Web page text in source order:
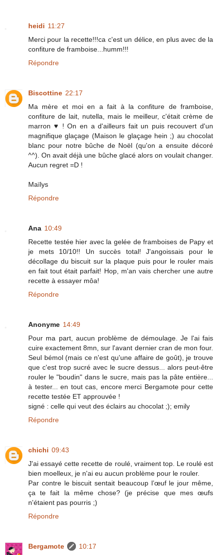
heidi 11:27
Merci pour la recette!!!ca c'est un délice, en plus avec de la
confiture de framboise...humm!!!
Répondre
Biscottine 22:17
Ma mère et moi en a fait à la confiture de framboise,
confiture de lait, nutella, mais le meilleur, c'était crème de
marron ♥ ! On en a d'ailleurs fait un puis recouvert d'un
magnifique glaçage (Maison le glaçage hein ;) au chocolat
blanc pour notre bûche de Noël (qu'on a ensuite décoré
^^). On avait déjà une bûche glacé alors on voulait changer.
Aucun regret =D !
Maïlys
Répondre
Ana 10:49
Recette testée hier avec la gelée de framboises de Papy et
je mets 10/10!! Un succès total! J'angoissais pour le
décollage du biscuit sur la plaque puis pour le rouler mais
en fait tout était parfait! Hop, m'an vais chercher une autre
recette à essayer môa!
Répondre
Anonyme 14:49
Pour ma part, aucun problème de démoulage. Je l'ai fais
cuire exactement 8mn, sur l'avant dernier cran de mon four.
Seul bémol (mais ce n'est qu'une affaire de goût), je trouve
que c'est trop sucré avec le sucre dessus... alors peut-être
rouler le "boudin" dans le sucre, mais pas la pâte entière...
à tester... en tout cas, encore merci Bergamote pour cette
recette testée ET approuvée !
signé : celle qui veut des éclairs au chocolat ;); emily
Répondre
chichi 09:43
J'ai essayé cette recette de roulé, vraiment top. Le roulé est
bien moelleux, je n'ai eu aucun problème pour le rouler.
Par contre le biscuit sentait beaucoup l’œuf le jour même,
ça te fait la même chose? (je précise que mes œufs
n'étaient pas pourris ;)
Répondre
Bergamote
10:17